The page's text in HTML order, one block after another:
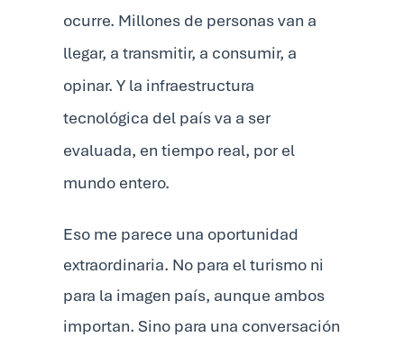
ocurre. Millones de personas van a
llegar, a transmitir, a consumir, a
opinar. Y la infraestructura
tecnológica del país va a ser
evaluada, en tiempo real, por el
mundo entero.
Eso me parece una oportunidad
extraordinaria. No para el turismo ni
para la imagen país, aunque ambos
importan. Sino para una conversación